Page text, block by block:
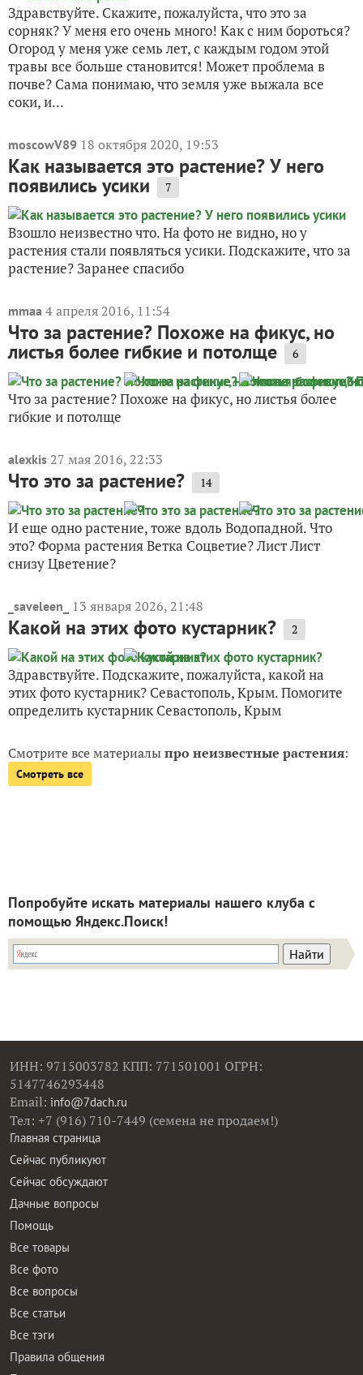
Здравствуйте. Скажите, пожалуйста, что это за
сорняк? У меня его очень много! Как с ним бороться?
Огород у меня уже семь лет, с каждым годом этой
травы все больше становится! Может проблема в
почве? Сама понимаю, что земля уже выжала все
соки, и...
moscowV89 18 октября 2020, 19:53
Как называется это растение? У него
появились усики 7
Взошло неизвестно что. На фото не видно, но у
растения стали появляться усики. Подскажите, что за
растение? Заранее спасибо
mmaa 4 апреля 2016, 11:54
Что за растение? Похоже на фикус, но
листья более гибкие и потолще 6
Что за растение? Похоже на фикус, но листья более
гибкие и потолще
alexkis 27 мая 2016, 22:33
Что это за растение? 14
И еще одно растение, тоже вдоль Водопадной. Что
это? Форма растения Ветка Соцветие? Лист Лист
снизу Цветение?
_saveleen_ 13 января 2026, 21:48
Какой на этих фото кустарник? 2
Здравствуйте. Подскажите, пожалуйста, какой на
этих фото кустарник? Севастополь, Крым. Помогите
определить кустарник Севастополь, Крым
Смотрите все материалыпро неизвестные растения:
Смотреть все
Попробуйте искать материалы нашего клуба с
помощью Яндекс.Поиск!
ИНН: 9715003782 КПП: 771501001 ОГРН:
5147746293448
Email: info@7dach.ru
Тел: +7 (916) 710-7449 (семена не продаем!)
Главная страница
Сейчас публикуют
Сейчас обсуждают
Дачные вопросы
Помощь
Все товары
Все фото
Все вопросы
Все статьи
Все тэги
Правила общения